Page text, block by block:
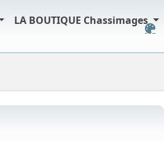
LA BOUTIQUE Chassimages